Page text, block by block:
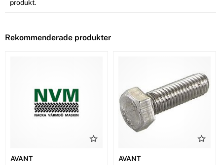
produkt.
Rekommenderade produkter
AVANT
AVANT